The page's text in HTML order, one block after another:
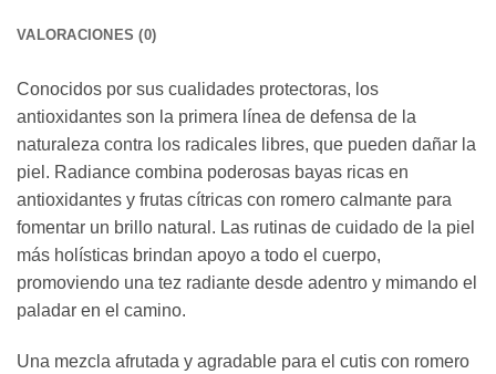
VALORACIONES (0)
Conocidos por sus cualidades protectoras, los
antioxidantes son la primera línea de defensa de la
naturaleza contra los radicales libres, que pueden dañar la
piel. Radiance combina poderosas bayas ricas en
antioxidantes y frutas cítricas con romero calmante para
fomentar un brillo natural. Las rutinas de cuidado de la piel
más holísticas brindan apoyo a todo el cuerpo,
promoviendo una tez radiante desde adentro y mimando el
paladar en el camino.
Una mezcla afrutada y agradable para el cutis con romero